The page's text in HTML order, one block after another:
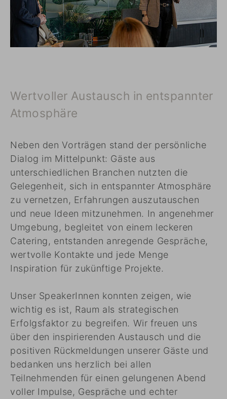
Wertvoller Austausch in entspannter
Atmosphäre
Neben den Vorträgen stand der persönliche
Dialog im Mittelpunkt: Gäste aus
unterschiedlichen Branchen nutzten die
Gelegenheit, sich in entspannter Atmosphäre
zu vernetzen, Erfahrungen auszutauschen
und neue Ideen mitzunehmen. In angenehmer
Umgebung, begleitet von einem leckeren
Catering, entstanden anregende Gespräche,
wertvolle Kontakte und jede Menge
Inspiration für zukünftige Projekte.
Unser SpeakerInnen konnten zeigen, wie
wichtig es ist, Raum als strategischen
Erfolgsfaktor zu begreifen. Wir freuen uns
über den inspirierenden Austausch und die
positiven Rückmeldungen unserer Gäste und
bedanken uns herzlich bei allen
Teilnehmenden für einen gelungenen Abend
voller Impulse, Gespräche und echter